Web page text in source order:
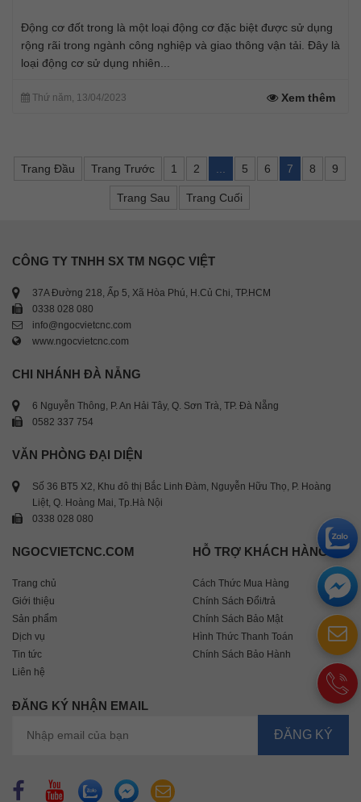
Động cơ đốt trong là một loại động cơ đặc biệt được sử dụng
rộng rãi trong ngành công nghiệp và giao thông vận tải. Đây là
loại động cơ sử dụng nhiên...
Thứ năm, 13/04/2023 Xem thêm
Trang Đầu Trang Trước 1 2 5 6 7 8 9
Trang Sau Trang Cuối
CÔNG TY TNHH SX TM NGỌC VIỆT
37A Đường 218, Ấp 5, Xã Hòa Phú, H.Củ Chi, TP.HCM
0338 028 080
info@ngocvietcnc.com
www.ngocvietcnc.com
CHI NHÁNH ĐÀ NẴNG
6 Nguyễn Thông, P. An Hải Tây, Q. Sơn Trà, TP. Đà Nẵng
0582 337 754
VĂN PHÒNG ĐẠI DIỆN
Số 36 BT5 X2, Khu đô thị Bắc Linh Đàm, Nguyễn Hữu Thọ, P. Hoàng
Liệt, Q. Hoàng Mai, Tp.Hà Nội
0338 028 080
NGOCVIETCNC.COM
Trang chủ
Giới thiệu
Sản phẩm
Dịch vụ
Tin tức
Liên hệ
HỖ TRỢ KHÁCH HÀNG
Cách Thức Mua Hàng
Chính Sách Đổi/trả
Chính Sách Bảo Mật
Hình Thức Thanh Toán
Chính Sách Bảo Hành
ĐĂNG KÝ NHẬN EMAIL